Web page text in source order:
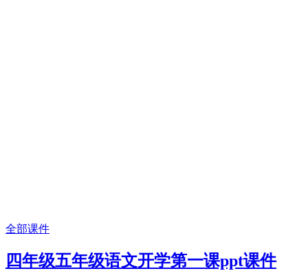
全部课件
四年级五年级语文开学第一课ppt课件